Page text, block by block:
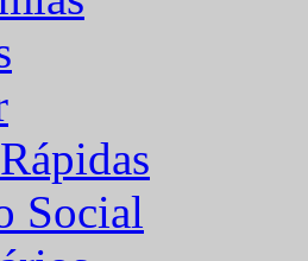
Social